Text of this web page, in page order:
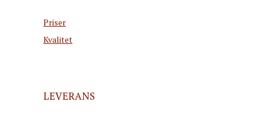
Priser
Kvalitet
LEVERANS